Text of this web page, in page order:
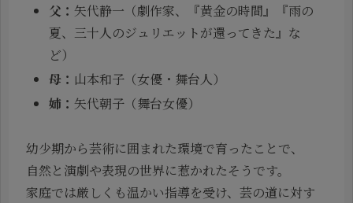
父：矢代静一（劇作家、『黄金の時間』『雨の
夏、三十人のジュリエットが還ってきた』な
ど）
母： 山本和子（女優・舞台人）
姉：矢代朝子（舞台女優）
幼少期から芸術に囲まれた環境で育ったことで、
自然と演劇や表現の世界に惹かれたそうです。
家庭では厳しくも温かい指導を受け、芸の道に対す